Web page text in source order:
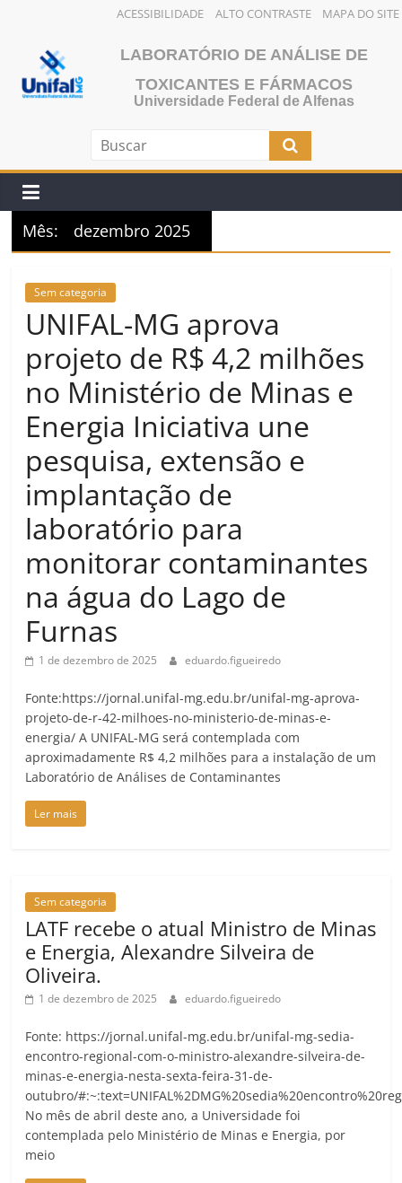
ACESSIBILIDADE ALTO CONTRASTE MAPA DO SITE
conteúdo
LABORATÓRIO DE ANÁLISE DE
TOXICANTES E FÁRMACOS
Universidade Federal de Alfenas
Mês: dezembro 2025
Sem categoria
UNIFAL-MG aprova
projeto de R$ 4,2 milhões
no Ministério de Minas e
Energia Iniciativa une
pesquisa, extensão e
implantação de
laboratório para
monitorar contaminantes
na água do Lago de
Furnas
1 de dezembro de 2025 eduardo.figueiredo
Fonte:https://jornal.unifal-mg.edu.br/unifal-mg-aprova-
projeto-de-r-42-milhoes-no-ministerio-de-minas-e-
energia/ A UNIFAL-MG será contemplada com
aproximadamente R$ 4,2 milhões para a instalação de um
Laboratório de Análises de Contaminantes
Ler mais
Sem categoria
LATF recebe o atual Ministro de Minas
e Energia, Alexandre Silveira de
Oliveira.
1 de dezembro de 2025 eduardo.figueiredo
Fonte: https://jornal.unifal-mg.edu.br/unifal-mg-sedia-
encontro-regional-com-o-ministro-alexandre-silveira-de-
minas-e-energia-nesta-sexta-feira-31-de-
outubro/
No mês de abril deste ano, a Universidade foi
contemplada pelo Ministério de Minas e Energia, por
meio